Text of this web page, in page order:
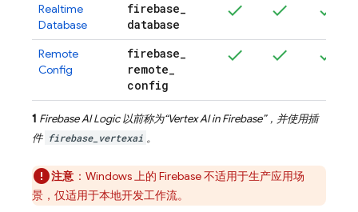
Realtime
Database
firebase_
database
Remote
Config
firebase_
remote_
config
1 Firebase AI Logic以前称为“Vertex AI in Firebase”，并使用插
件 firebase_vertexai 。
注意 ：Windows 上的 Firebase 不适用于生产应用场
景，仅适用于本地开发工作流。